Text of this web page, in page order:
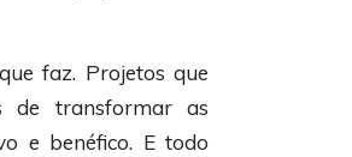
faz. Projetos que
de transformar as
e benéfico. E todo